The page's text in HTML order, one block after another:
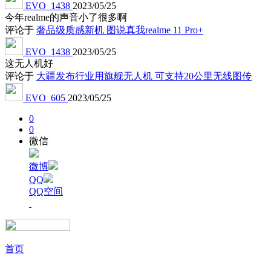
EVO_1438 2023/05/25
今年realme的声音小了很多啊
评论于 奢品级质感新机 图说真我realme 11 Pro+
EVO_1438 2023/05/25
这无人机好
评论于 大疆发布行业用旗舰无人机 可支持20公里无线图传
EVO_605 2023/05/25
0
0
微信
微博
QQ
QQ空间
首页